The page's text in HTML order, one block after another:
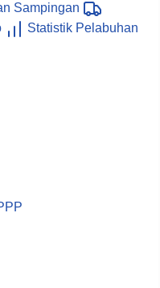
Sampingan
Statistik Pelabuhan